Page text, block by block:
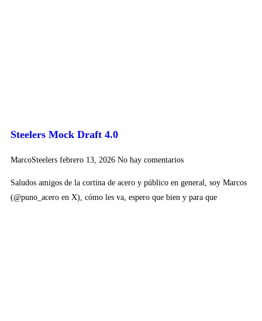
Steelers Mock Draft 4.0
MarcoSteelers febrero 13, 2026 No hay comentarios
Saludos amigos de la cortina de acero y público en general, soy Marcos
(@puno_acero en X), cómo les va, espero que bien y para que